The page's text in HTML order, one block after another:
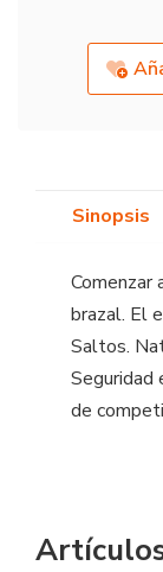
Sinopsis
Comenzar
brazal. El
Saltos.
Seguridad
de